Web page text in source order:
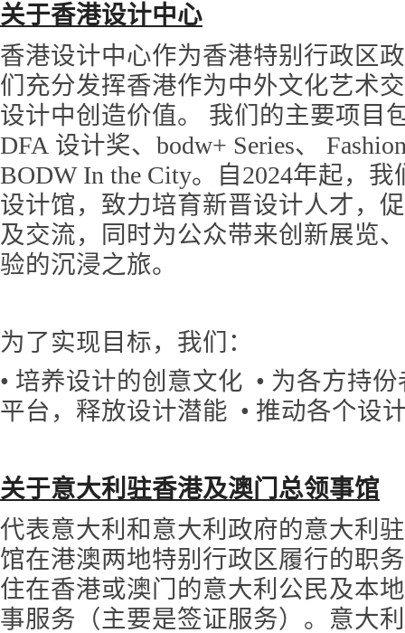
关于香港设计中心
香港设计中心作为香港特别行政区
们充分发挥香港作为中外文化艺术
设计中创造价值。 我们的主要项目
DFA 设计奖、bodw+ Series、
BODW In the City。自2024年起，
设计馆，致力培育新晋设计人才，
及交流，同时为公众带来创新展览
验的沉浸之旅。
为了实现目标，我们：
• 培养设计的创意文化 • 为各方持
平台，释放设计潜能 • 推动各个设
关于意大利驻香港及澳门总领事馆
代表意大利和意大利政府的意大利
馆在港澳两地特别行政区履行的职
住在香港或澳门的意大利公民及本
事服务（主要是签证服务）。意大